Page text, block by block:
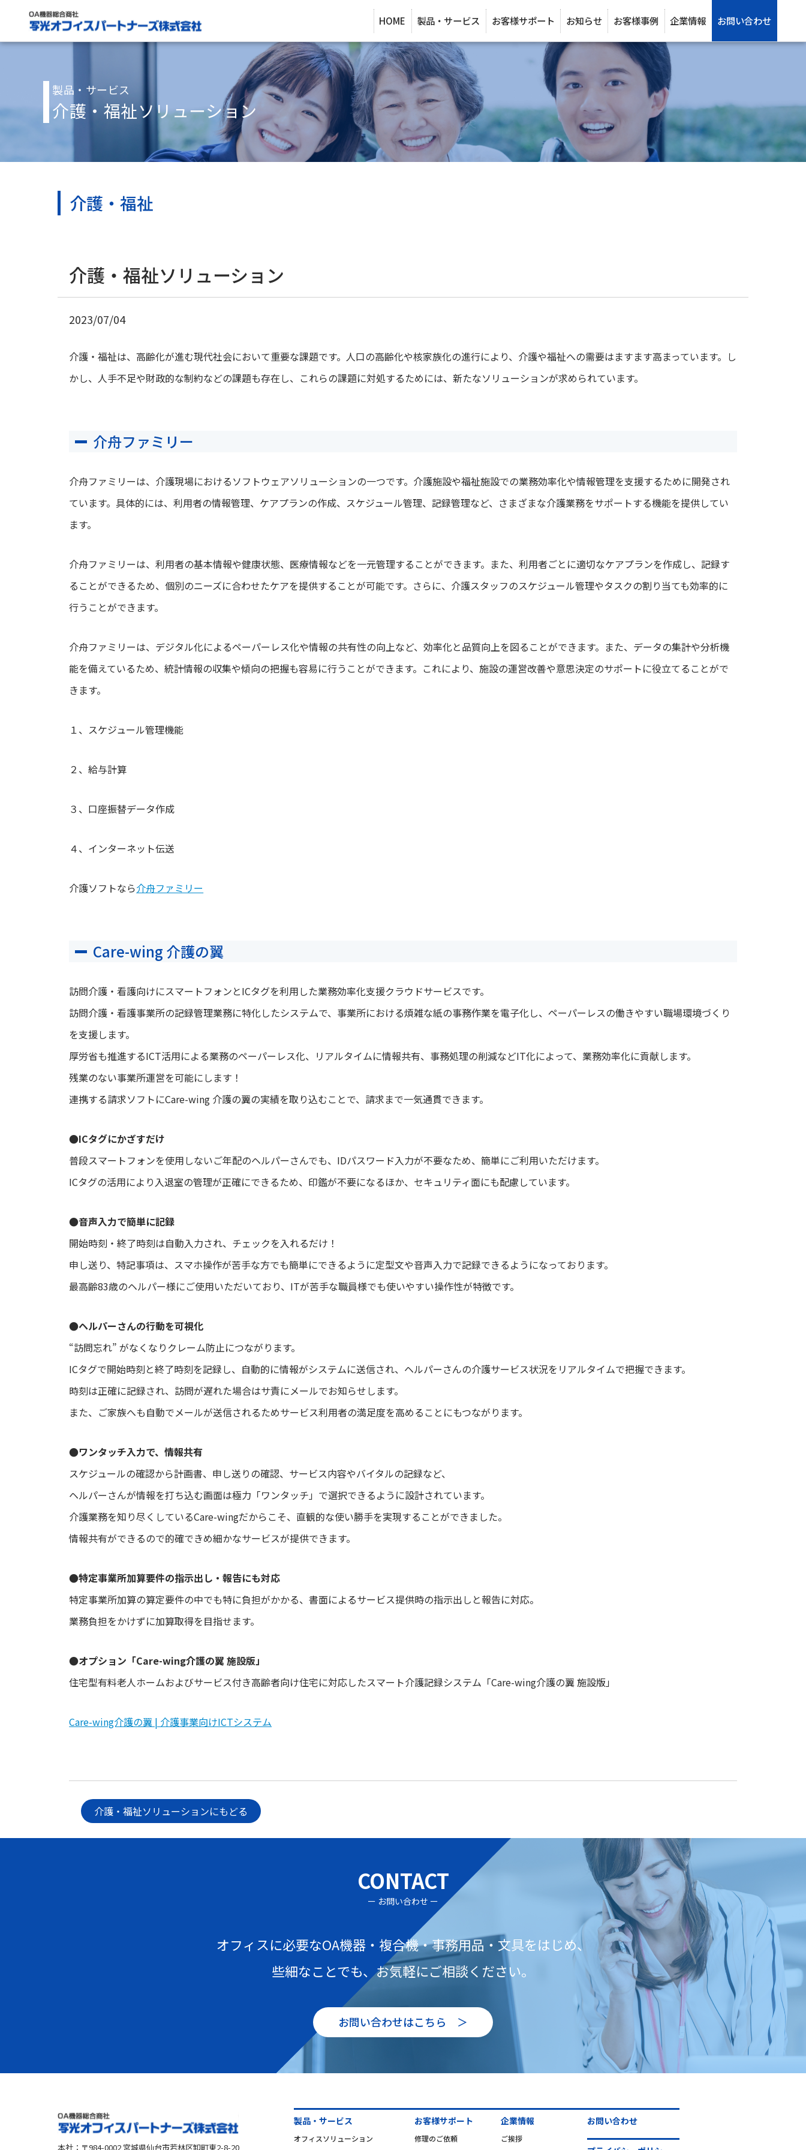
HOME 製品・サービス お客様サポート お知らせ お客様事例 企業情報 お問い合わせ
製品・サービス
介護・福祉ソリューション
介護・福祉
介護・福祉ソリューション
2023/07/04
介護・福祉は、高齢化が進む現代社会において重要な課題です。人口の高齢化や核家族化の進行により、介護や福祉への需要はますます高まっています。し
かし、人手不足や財政的な制約などの課題も存在し、これらの課題に対処するためには、新たなソリューションが求められています。
介舟ファミリー
介舟ファミリーは、介護現場におけるソフトウェアソリューションの一つです。介護施設や福祉施設での業務効率化や情報管理を支援するために開発され
ています。具体的には、利用者の情報管理、ケアプランの作成、スケジュール管理、記録管理など、さまざまな介護業務をサポートする機能を提供してい
ます。
介舟ファミリーは、利用者の基本情報や健康状態、医療情報などを一元管理することができます。また、利用者ごとに適切なケアプランを作成し、記録す
ることができるため、個別のニーズに合わせたケアを提供することが可能です。さらに、介護スタッフのスケジュール管理やタスクの割り当ても効率的に
行うことができます。
介舟ファミリーは、デジタル化によるペーパーレス化や情報の共有性の向上など、効率化と品質向上を図ることができます。また、データの集計や分析機
能を備えているため、統計情報の収集や傾向の把握も容易に行うことができます。これにより、施設の運営改善や意思決定のサポートに役立てることがで
きます。
１、スケジュール管理機能
２、給与計算
３、口座振替データ作成
４、インターネット伝送
介護ソフトなら介舟ファミリー
Care-wing 介護の翼
訪問介護・看護向けにスマートフォンとICタグを利用した業務効率化支援クラウドサービスです。
訪問介護・看護事業所の記録管理業務に特化したシステムで、事業所における煩雑な紙の事務作業を電子化し、ペーパーレスの働きやすい職場環境づくり
を支援します。
厚労省も推進するICT活用による業務のペーパーレス化、リアルタイムに情報共有、事務処理の削減などIT化によって、業務効率化に貢献します。
残業のない事業所運営を可能にします！
連携する請求ソフトにCare-wing 介護の翼の実績を取り込むことで、請求まで一気通貫できます。
●ICタグにかざすだけ
普段スマートフォンを使用しないご年配のヘルパーさんでも、IDパスワード入力が不要なため、簡単にご利用いただけます。
ICタグの活用により入退室の管理が正確にできるため、印鑑が不要になるほか、セキュリティ面にも配慮しています。
●音声入力で簡単に記録
開始時刻・終了時刻は自動入力され、チェックを入れるだけ！
申し送り、特記事項は、スマホ操作が苦手な方でも簡単にできるように定型文や音声入力で記録できるようになっております。
最高齢83歳のヘルパー様にご使用いただいており、ITが苦手な職員様でも使いやすい操作性が特徴です。
●ヘルパーさんの行動を可視化
“訪問忘れ” がなくなりクレーム防止につながります。
ICタグで開始時刻と終了時刻を記録し、自動的に情報がシステムに送信され、ヘルパーさんの介護サービス状況をリアルタイムで把握できます。
時刻は正確に記録され、訪問が遅れた場合はサ責にメールでお知らせします。
また、ご家族へも自動でメールが送信されるためサービス利用者の満足度を高めることにもつながります。
●ワンタッチ入力で、情報共有
スケジュールの確認から計画書、申し送りの確認、サービス内容やバイタルの記録など、
ヘルパーさんが情報を打ち込む画面は極力「ワンタッチ」で選択できるように設計されています。
介護業務を知り尽くしているCare-wingだからこそ、直観的な使い勝手を実現することができました。
情報共有ができるので的確できめ細かなサービスが提供できます。
●特定事業所加算要件の指示出し・報告にも対応
特定事業所加算の算定要件の中でも特に負担がかかる、書面によるサービス提供時の指示出しと報告に対応。
業務負担をかけずに加算取得を目指せます。
●オプション「Care-wing介護の翼 施設版」
住宅型有料老人ホームおよびサービス付き高齢者向け住宅に対応したスマート介護記録システム「Care-wing介護の翼 施設版」
Care-wing介護の翼 | 介護事業向けICTシステム
介護・福祉ソリューションにもどる
CONTACT
ー お問い合わせ ー
オフィスに必要なOA機器・複合機・事務用品・文具をはじめ、
些細なことでも、お気軽にご相談ください。
お問い合わせはこちら ＞
本社：〒984-0002 宮城県仙台市若林区卸町東2-8-20
製品・サービス
オフィスソリューション
お客様サポート
修理のご依頼
企業情報
ご挨拶
お問い合わせ